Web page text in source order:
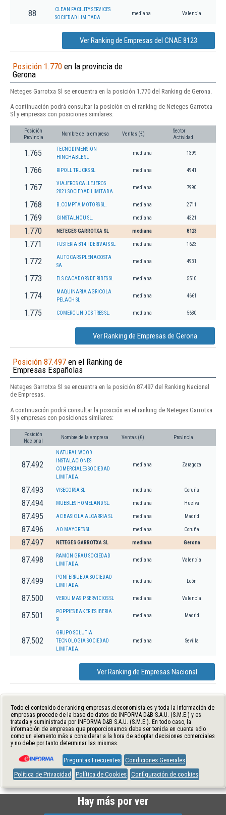
88
CLEAN FACILITY SERVICES
SOCIEDAD LIMITADA
mediana Valencia
Ver Ranking de Empresas del CNAE 8123
Posición 1.770 en la provincia de
Gerona
Neteges Garrotxa Sl se encuentra en la posición 1.770 del Ranking de Gerona.
A continuación podrá consultar la posición en el ranking de Neteges Garrotxa
Sl y empresas con posiciones similares:
Posición
Provincia
Nombre de la empresa Ventas (€)
Sector
Actividad
1.765
TECNODIMENSION
HINCHABLE SL
mediana 1399
1.766 RIPOLL TRUCKS SL mediana 4941
1.767
VIAJEROS CALLEJEROS
2021 SOCIEDAD LIMITADA.
mediana 7990
1.768 B.COMPTA MOTORS SL. mediana 2711
1.769 GINSTALNOU SL. mediana 4321
1.770 NETEGES GARROTXA SL mediana 8123
1.771 FUSTERIA B14 I DERIVATS SL mediana 1623
1.772
AUTOCARS PLENACOSTA
SA
mediana 4931
1.773 ELS CACADORS DE RIBES SL mediana 5510
1.774
MAQUINARIA AGRICOLA
PELACH SL
mediana 4661
1.775 COMERC UN DOS TRES SL. mediana 5630
Ver Ranking de Empresas de Gerona
Posición 87.497 en el Ranking de
Empresas Españolas
Neteges Garrotxa Sl se encuentra en la posición 87.497 del Ranking Nacional
de Empresas.
A continuación podrá consultar la posición en el ranking de Neteges Garrotxa
Sl y empresas con posiciones similares:
Posición
Nacional
Nombre de la empresa Ventas (€) Provincia
87.492
NATURAL WOOD
INSTALACIONES
COMERCIALES SOCIEDAD
LIMITADA.
mediana Zaragoza
87.493 VISECORSA SL mediana Coruña
87.494 MUEBLES HOMELAND SL. mediana Huelva
87.495 AC BASIC LA ALCARRIA SL mediana Madrid
87.496 AO MAYORES SL mediana Coruña
87.497 NETEGES GARROTXA SL mediana Gerona
87.498
RAMON GRAU SOCIEDAD
LIMITADA.
mediana Valencia
87.499
PONFERRUEDA SOCIEDAD
LIMITADA.
mediana León
87.500 VERDU MASIP SERVICIOS SL mediana Valencia
87.501
POPPIES BAKERIES IBERIA
SL.
mediana Madrid
87.502
GRUPO SOLUTIA
TECNOLOGIA SOCIEDAD
LIMITADA.
mediana Sevilla
Ver Ranking de Empresas Nacional
Todo el contenido de ranking-empresas.eleconomista.es y toda la información de
empresas procede de la base de datos de INFORMA D&B S.A.U. (S.M.E.) y es
tratada y suministrada por INFORMA D&B S.A.U. (S.M.E.). En todo caso, la
información de empresas que proporcionamos debe ser tenida en cuenta sólo
como un elemento más a considerar a la hora de adoptar decisiones comerciales
y no debe por tanto determinar las mismas.
Preguntas Frecuentes Condiciones Generales
Política de Privacidad
Política de Cookies Configuración de cookies
Hay más por ver